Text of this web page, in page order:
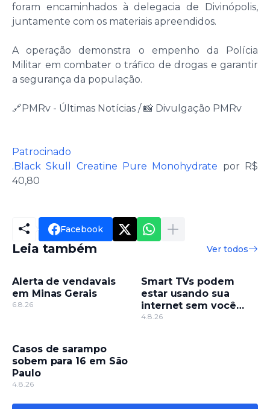
foram encaminhados à delegacia de Divinópolis,
juntamente com os materiais apreendidos.
A operação demonstra o empenho da Polícia
Militar em combater o tráfico de drogas e garantir
a segurança da população.
🔗PMRv - Últimas Notícias / 📸 Divulgação PMRv
Patrocinado
.Black Skull Creatine Pure Monohydrate por R$
40,80
Facebook
Leia também Ver todos
Alerta de vendavais
em Minas Gerais
6.8.26
Smart TVs podem
estar usando sua
internet sem você
saber, entenda
4.8.26
Casos de sarampo
sobem para 16 em São
Paulo
4.8.26